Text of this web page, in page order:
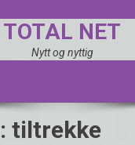
TOTAL NET
Nytt og nyttig
tiltrekke